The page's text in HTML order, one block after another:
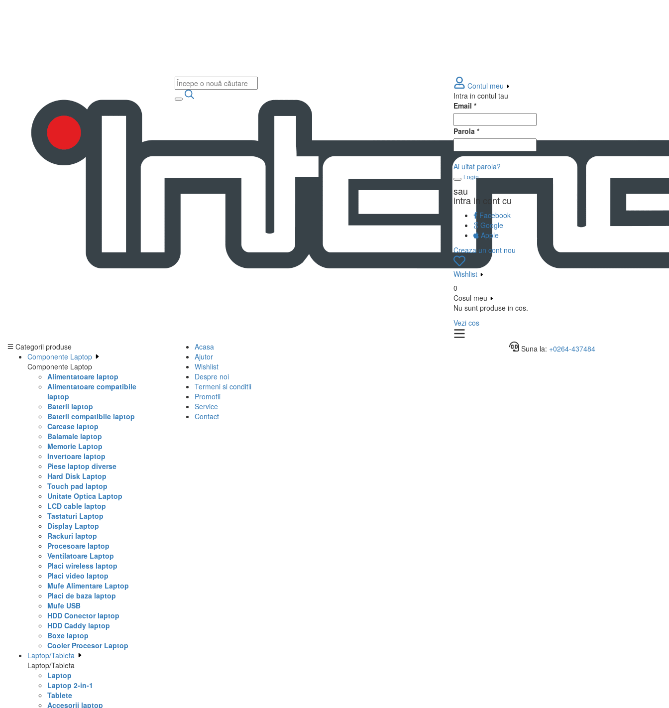
Contul meu
Intra in contul tau
Email *
Parola *
Ai uitat parola?
Login
sau
intra in cont cu
Facebook
Google
Apple
Creaza un cont nou
Wishlist
0
Cosul meu
Nu sunt produse in cos.
Vezi cos
Categorii produse
Componente Laptop
Componente Laptop
Alimentatoare laptop
Alimentatoare compatibile
laptop
Baterii laptop
Baterii compatibile laptop
Carcase laptop
Balamale laptop
Memorie Laptop
Invertoare laptop
Piese laptop diverse
Hard Disk Laptop
Touch pad laptop
Unitate Optica Laptop
LCD cable laptop
Tastaturi Laptop
Display Laptop
Rackuri laptop
Procesoare laptop
Ventilatoare Laptop
Placi wireless laptop
Placi video laptop
Mufe Alimentare Laptop
Placi de baza laptop
Mufe USB
HDD Conector laptop
HDD Caddy laptop
Boxe laptop
Cooler Procesor Laptop
Laptop/Tableta
Laptop/Tableta
Laptop
Laptop 2-in-1
Tablete
Accesorii laptop
Acasa
Ajutor
Wishlist
Despre noi
Termeni si conditii
Promotii
Service
Contact
Suna la: +0264-437484